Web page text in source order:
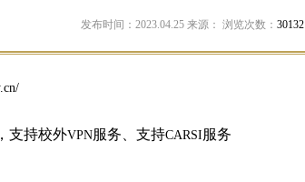
人文社科数据服务 对外交流
发布时间：2023.04.25 来源： 浏览次数： 30132
支持校外VPN服务、支持CARSI 服务